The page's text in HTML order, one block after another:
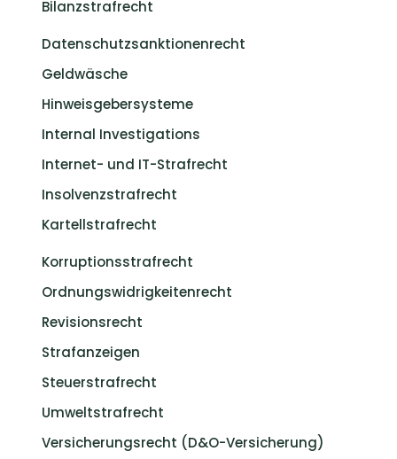
Bilanzstrafrecht
Datenschutzsanktionenrecht
Geldwäsche
Hinweisgebersysteme
Internal Investigations
Internet- und IT-Strafrecht
Insolvenzstrafrecht
Kartellstrafrecht
Korruptionsstrafrecht
Ordnungswidrigkeitenrecht
Revisionsrecht
Strafanzeigen
Steuerstrafrecht
Umweltstrafrecht
Versicherungsrecht (D&O-Versicherung)